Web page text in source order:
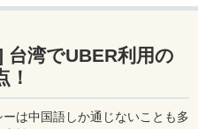
とメリット、デメリットを交え
いきたい。
台湾でUBER利用の
！
は中国語しか通じないことも多